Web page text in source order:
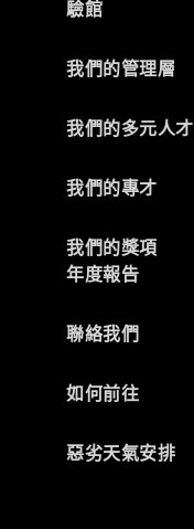
驗館
我們的管理層
我們的多元人才
我們的專才
我們的獎項
年度報告
聯絡我們
如何前往
惡劣天氣安排